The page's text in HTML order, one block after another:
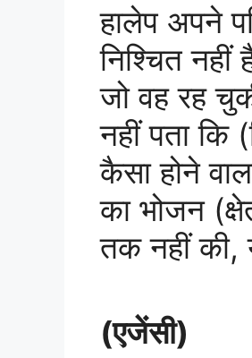
हालेप अपने
निश्चित
जो वह रह
नहीं पता कि
कैसा होने
का भोजन
तक नहीं की,
(एजेंसी)